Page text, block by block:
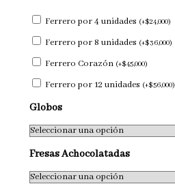
Ferrero por 4 unidades (+$24,000)
Ferrero por 8 unidades (+$36,000)
Ferrero Corazón (+$45,000)
Ferrero por 12 unidades (+$56,000)
Globos
Fresas Achocolatadas